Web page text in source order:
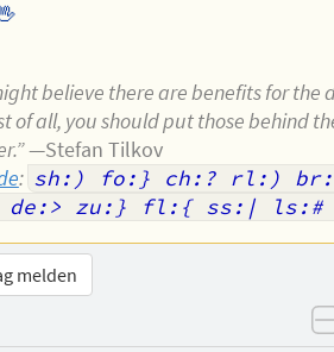
believe there are benefits for the
of all, you should put those behind
—Stefan Tilkov
: sh:) fo:} ch:? rl:)
de:> zu:} fl:{ ss:|
melden